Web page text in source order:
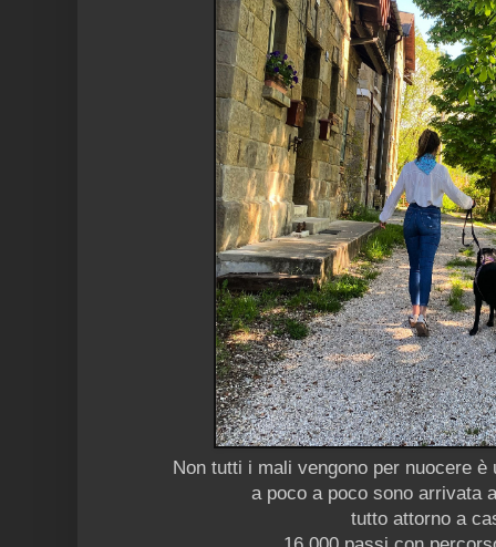
Non tutti i mali vengono per nuocere è
a poco a poco sono arrivata
tutto attorno a